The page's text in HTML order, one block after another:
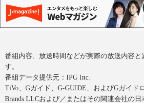
番組内容、放送時間などが実際の放送内容と
す。
番組データ提供元：IPG Inc.
TiVo、Gガイド、G-GUIDE、およびGガイド
Brands LLCおよび／またはその関連会社の日